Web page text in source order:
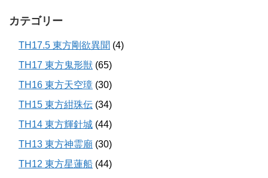
カテゴリー
TH17.5 東方剛欲異聞 (4)
TH17 東方鬼形獣 (65)
TH16 東方天空璋 (30)
TH15 東方紺珠伝 (34)
TH14 東方輝針城 (44)
TH13 東方神霊廟 (30)
TH12 東方星蓮船 (44)